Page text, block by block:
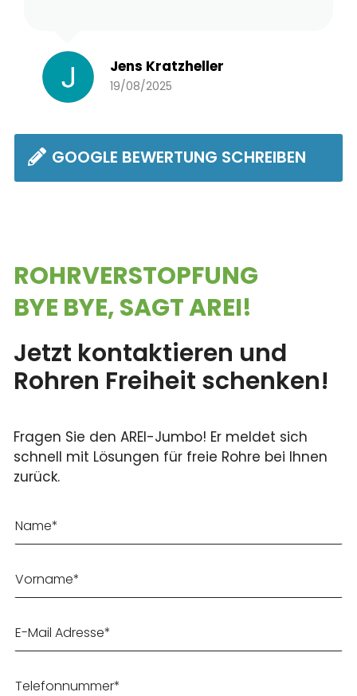
Jens Kratzheller
19/08/2025
GOOGLE BEWERTUNG SCHREIBEN
ROHRVER­STOPFUNG
BYE BYE, SAGT AREI!
Jetzt kontaktieren und
Rohren Freiheit schenken!
Fragen Sie den AREI-Jumbo! Er meldet sich
schnell mit Lösungen für freie Rohre bei Ihnen
zurück.